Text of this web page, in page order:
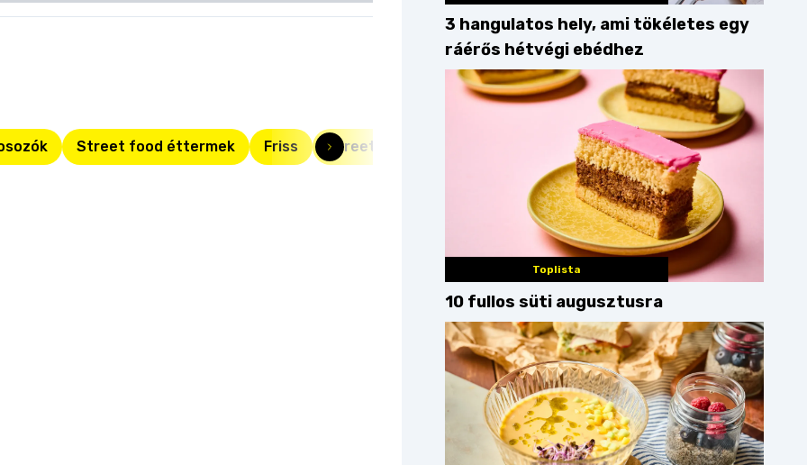
Street food éttermek Friss Street Kitchen Guide töltött lángos felzabáltuk!
3 hangulatos hely, ami tökéletes egy
ráérős hétvégi ebédhez
Toplista
10 fullos süti augusztusra